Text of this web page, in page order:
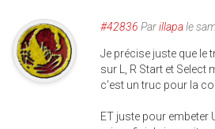
#42836 Parillapale
Je précise juste que le
sur L, R Start et Select
c'est un truc pour la
ET juste pour embeter